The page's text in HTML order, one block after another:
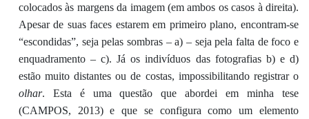
colocados às margens da imagem (em ambos os casos à direita).
Apesar de suas faces estarem em primeiro plano, encontram-se
“escondidas”, seja pelas sombras – a) – seja pela falta de foco e
enquadramento – c).Já os indivíduos das fotografias b) e d)
estão muito distantes ou de costas, impossibilitando registrar o
olhar. Esta é uma questão que abordei em minha tese
(CAMPOS, 2013) e que se configura como um elemento